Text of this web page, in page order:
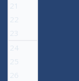
21
22
23
24
25
26